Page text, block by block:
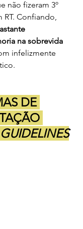
não fizeram 3º
Confiando,
na sobrevida
infelizmente
DE
GUIDELINES